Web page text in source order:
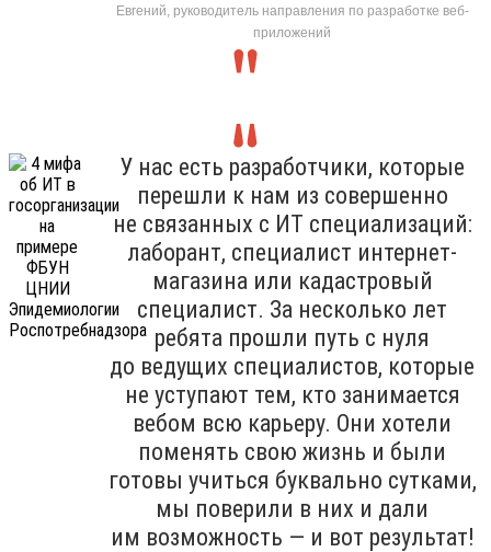
Евгений, руководитель направления по разработке веб-
приложений
У нас есть разработчики, которые
перешли к нам из совершенно
не связанных с ИТ специализаций:
лаборант, специалист интернет-
магазина или кадастровый
специалист. За несколько лет
ребята прошли путь с нуля
до ведущих специалистов, которые
не уступают тем, кто занимается
вебом всю карьеру. Они хотели
поменять свою жизнь и были
готовы учиться буквально сутками,
мы поверили в них и дали
им возможность — и вот результат!